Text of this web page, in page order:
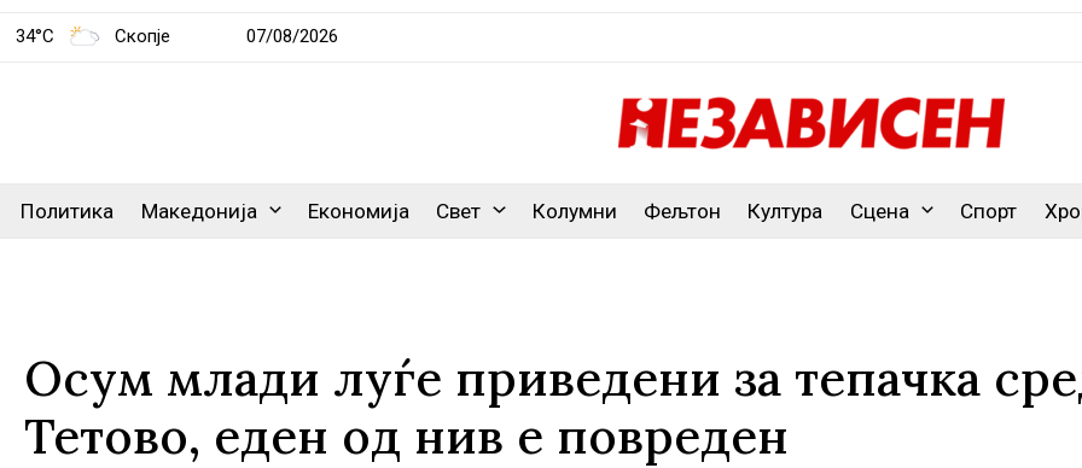
34°C Скопје 07/08/2026
Политика Македонија Економија Свет Колумни Фељтон Култура Сцена Спорт
Осум млади луѓе приведени за тепачка
Тетово, еден од нив е повреден